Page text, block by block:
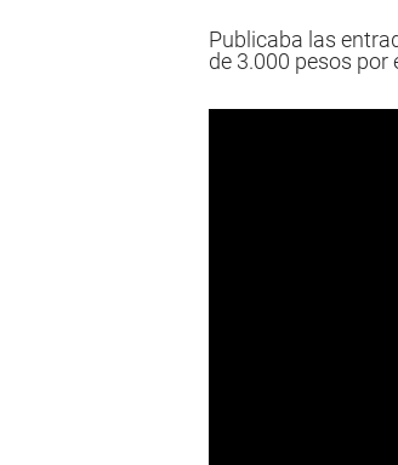
Publicaba las
de 3.000 pesos